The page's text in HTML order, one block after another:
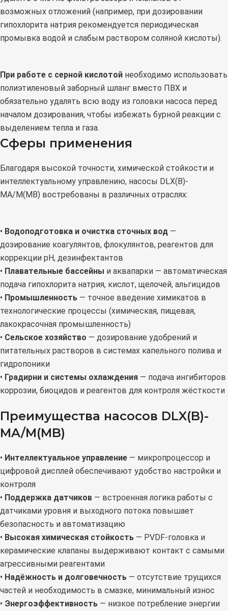
возможных отложений (например, при дозировании
гипохлорита натрия рекомендуется периодическая
промывка водой и слабым раствором соляной кислоты).
При работе с серной кислотой необходимо использовать
полиэтиленовый заборный шланг вместо ПВХ и
обязательно удалять всю воду из головки насоса перед
началом дозирования, чтобы избежать бурной реакции с
выделением тепла и газа.
Сферы применения
Благодаря высокой точности, химической стойкости и
интеллектуальному управлению, насосы DLX(B)-
MA/M(MB) востребованы в различных отраслях:
• Водоподготовка и очистка сточных вод —
дозирование коагулянтов, флокулянтов, реагентов для
коррекции pH, дезинфектантов
• Плавательные бассейны и аквапарки — автоматическая
подача гипохлорита натрия, кислот, щелочей, альгицидов
• Промышленность — точное введение химикатов в
технологические процессы (химическая, пищевая,
лакокрасочная промышленность)
• Сельское хозяйство — дозирование удобрений и
питательных растворов в системах капельного полива и
гидропоники
• Градирни и системы охлаждения — подача ингибиторов
коррозии, биоцидов и реагентов для контроля жёсткости
Преимущества насосов DLX(B)-
MA/M(MB)
• Интеллектуальное управление — микропроцессор и
цифровой дисплей обеспечивают удобство настройки и
контроля
• Поддержка датчиков — встроенная логика работы с
датчиками уровня и выходного потока повышает
безопасность и автоматизацию
• Высокая химическая стойкость — PVDF-головка и
керамические клапаны выдерживают контакт с самыми
агрессивными реагентами
• Надёжность и долговечность — отсутствие трущихся
частей и необходимость в смазке, минимальный износ
• Энергоэффективность — низкое потребление энергии